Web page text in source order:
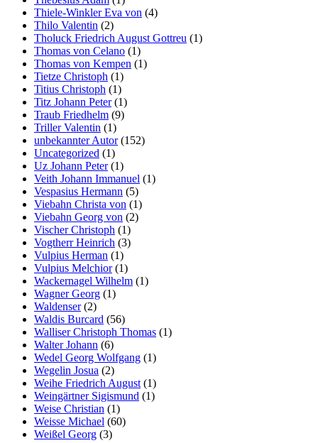
Thiele-Winkler Eva von (4)
Thilo Valentin (2)
Tholuck Friedrich August Gottreu (1)
Thomas von Celano (1)
Thomas von Kempen (1)
Tietze Christoph (1)
Titius Christoph (1)
Titz Johann Peter(1)
Traub Friedhelm (9)
Triller Valentin (1)
unbekannter Autor(152)
Uncategorized (1)
Uz Johann Peter(1)
Veith Johann Immanuel (1)
Vespasius Hermann (5)
Viebahn Christa von (1)
Viebahn Georg von (2)
Vischer Christoph (1)
Vogtherr Heinrich (3)
Vulpius Herman (1)
Vulpius Melchior(1)
Wackernagel Wilhelm (1)
Wagner Georg (1)
Waldenser(2)
Waldis Burcard (56)
Walliser Christoph Thomas (1)
Walter Johann (6)
Wedel Georg Wolfgang (1)
Wegelin Josua (2)
Weihe Friedrich August (1)
Weingärtner Sigismund (1)
Weise Christian (1)
Weisse Michael (60)
Weißel Georg (3)